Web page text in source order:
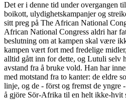
Det er i denne tid under overgangen
boikott, ulydighetskampanjer og
sitt preg på The African National
African National Congress aldri har
beslutning om at kampen skal være
kampen vært fort med fredelige
alltid gått inn for dette, og Lutuli selv
avstand fra å bruke vold. Han har
med motstand fra to kanter: de eldre
linje, og de - först og fremst de yngre
å gjöre Sör-Afrika til en helt ikke-hvit